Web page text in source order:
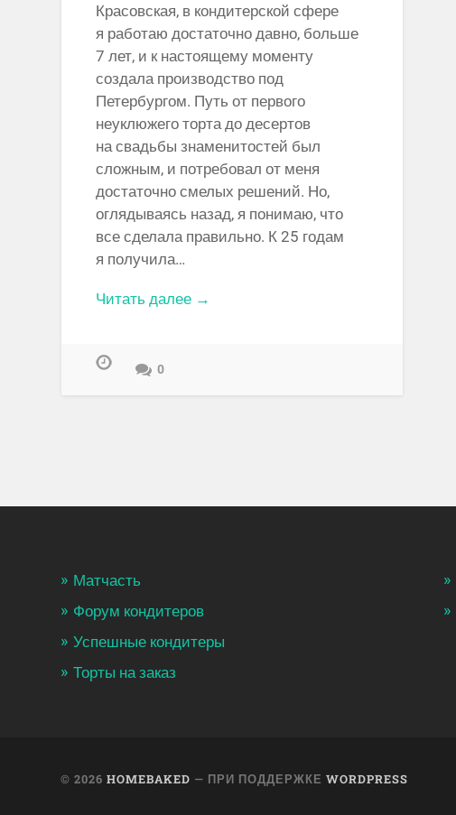
Красовская, в кондитерской сфере
я работаю достаточно давно, больше
7 лет, и к настоящему моменту
создала производство под
Петербургом. Путь от первого
неуклюжего торта до десертов
на свадьбы знаменитостей был
сложным, и потребовал от меня
достаточно смелых решений. Но,
оглядываясь назад, я понимаю, что
все сделала правильно. К 25 годам
я получила…
Читать далее →
0
Матчасть
Форум кондитеров
Успешные кондитеры
Торты на заказ
© 2026HOMEBAKED — ПРИ ПОДДЕРЖКЕWORDPRESS